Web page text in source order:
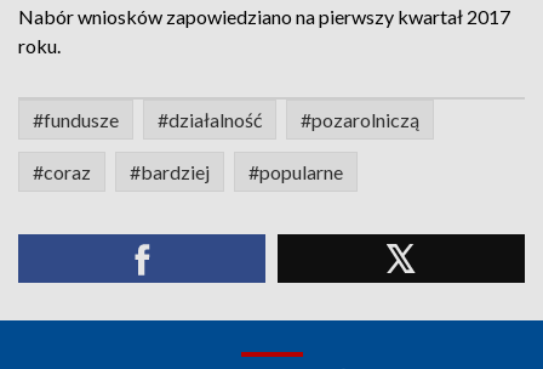
Nabór wniosków zapowiedziano na pierwszy kwartał 2017
roku.
#fundusze #działalność #pozarolniczą
#coraz #bardziej #popularne